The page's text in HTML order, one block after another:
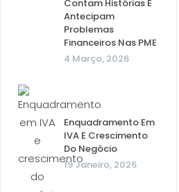
Contam Histórias E
Antecipam
Problemas
Financeiros Nas PME
4 Março, 2026
Enquadramento Em
IVA E Crescimento
Do Negócio
19 Janeiro, 2026